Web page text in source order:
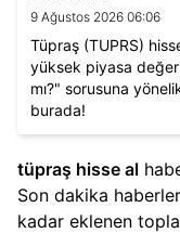
9 Ağustos 2026 06:06
Tüpraş (TUPRS)
yüksek piyasa
mı?" sorusuna
burada!
tüpraş hisse al​
Son dakika
kadar eklenen